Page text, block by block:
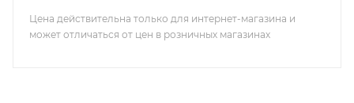
Цена действительна только для интернет-магазина и
может отличаться от цен в розничных магазинах